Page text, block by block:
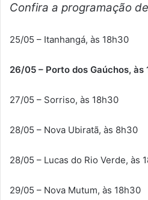
Confira a programação
25/05 – Itanhangá, às 18h30
26/05 – Porto dos Gaúchos, às
27/05 – Sorriso, às 18h30
28/05 – Nova Ubiratã, às 8h30
28/05 – Lucas do Rio Verde, às
29/05 – Nova Mutum, às 18h30